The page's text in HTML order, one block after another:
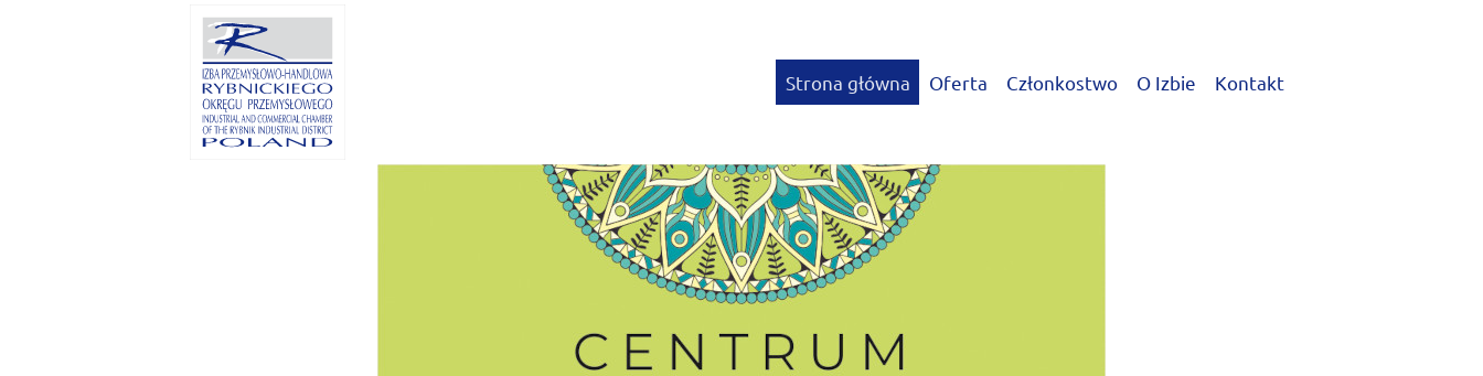
Strona główna Oferta Członkostwo O Izbie Kontakt